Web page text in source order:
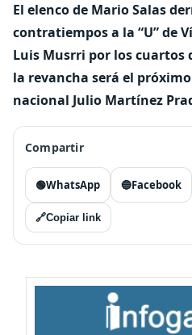
El elenco de Mario Salas
contratiempos a la “U” de
Luis Musrri por los cuartos
la revancha será el
nacional Julio Martínez
Compartir
🟢WhatsApp 🔵Facebook
🔗Copiar link